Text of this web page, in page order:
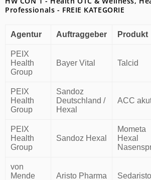
Professionals - FREIE KATEGORIE
Agentur Auftraggeber Produkt
PEIX
Health
Group
Bayer Vital Talcid
PEIX
Health
Group
Sandoz
Deutschland /
Hexal
ACC
PEIX
Health
Group
Sandoz Hexal
Mometa
Hexal
von
Mende
Aristo Pharma